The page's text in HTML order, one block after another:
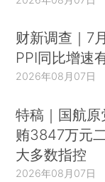
财新调查｜7
PPI同比增速
2026年08月07日
特稿｜国航
贿3847万元
大多数指控
2026年08月07日